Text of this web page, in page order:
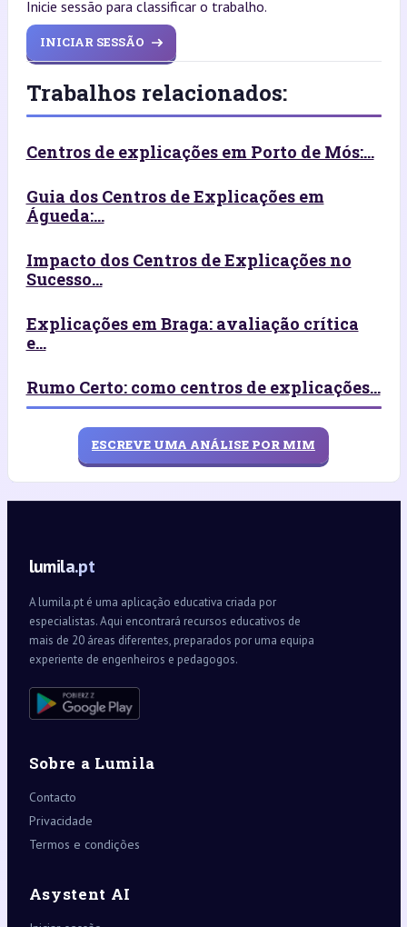
Inicie sessão para classificar o trabalho.
INICIAR SESSÃO
Trabalhos relacionados:
Centros de explicações em Porto de Mós:...
Guia dos Centros de Explicações em
Águeda:...
Impacto dos Centros de Explicações no
Sucesso...
Explicações em Braga: avaliação crítica
e...
Rumo Certo: como centros de explicações...
ESCREVE UMA ANÁLISE POR MIM
lumila.pt
A lumila.pt é uma aplicação educativa criada por
especialistas. Aqui encontrará recursos educativos de
mais de 20 áreas diferentes, preparados por uma equipa
experiente de engenheiros e pedagogos.
Sobre a Lumila
Contacto
Privacidade
Termos e condições
Asystent AI